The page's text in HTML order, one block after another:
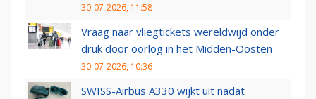
30-07-2026, 11:58
Vraag naar vliegtickets wereldwijd onder
druk door oorlog in het Midden-Oosten
30-07-2026, 10:36
SWISS-Airbus A330 wijkt uit nadat